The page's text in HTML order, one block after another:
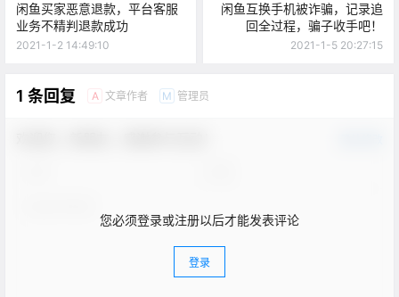
闲鱼买家恶意退款，平台客服
业务不精判退款成功
2021-1-2 14:49:10
闲鱼互换手机被诈骗，记录追
回全过程，骗子收手吧！
2021-1-5 20:27:15
1 条回复 A 文章作者 M 管理员
您必须登录或注册以后才能发表评论
登录